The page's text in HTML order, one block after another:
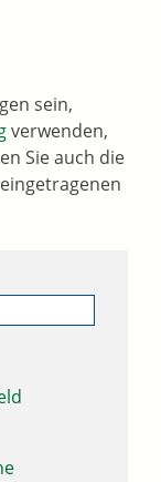
sein,
verwenden,
Sie auch die